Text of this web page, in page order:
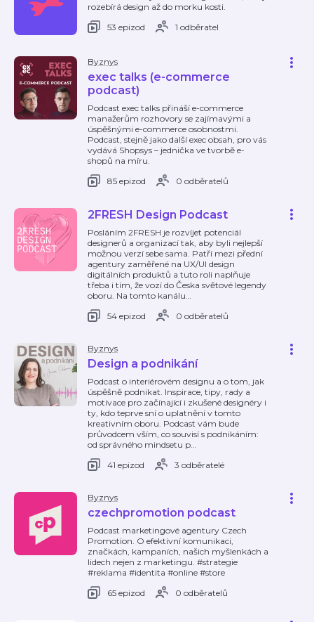
rozebírá design až do morku kosti.
53 epizod
1 odběratel
Byznys
exec talks (e-commerce
podcast)
Podcast exec talks přináší e-commerce
manažerům rozhovory se zajímavými a
úspěšnými e-commerce osobnostmi.
Podcast, stejně jako další exec obsah, pro vás
vydává Shopsys – jednička ve tvorbě e-
shopů na míru.
85 epizod
0 odběratelů
2FRESH Design Podcast
Posláním 2FRESH je rozvíjet potenciál
designerů a organizací tak, aby byli nejlepší
možnou verzí sebe sama. Patří mezi přední
agentury zaměřené na UX/UI design
digitálních produktů a tuto roli naplňuje
třeba i tím, že vozí do Česka světové legendy
oboru. Na tomto kanálu…
54 epizod
0 odběratelů
Byznys
Design a podnikání
Podcast o interiérovém designu a o tom, jak
úspěšně podnikat. Inspirace, tipy, rady a
motivace pro začínající i zkušené designéry i
ty, kdo teprve sní o uplatnění v tomto
kreativním oboru. Podcast vám bude
průvodcem vším, co souvisí s podnikáním:
od správného mindsetu p…
41 epizod
3 odběratelé
Byznys
czechpromotion podcast
Podcast marketingové agentury Czech
Promotion. O efektivní komunikaci,
značkách, kampaních, našich myšlenkách a
lidech nejen z marketingu. #strategie
#reklama #identita #online #store
65 epizod
0 odběratelů